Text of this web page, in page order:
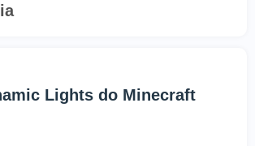
Lights do Minecraft